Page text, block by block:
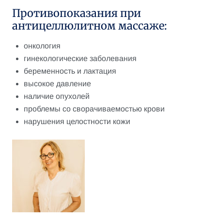
Противопоказания при
антицеллюлитном массаже:
онкология
гинекологические заболевания
беременность и лактация
высокое давление
наличие опухолей
проблемы со сворачиваемостью крови
нарушения целостности кожи